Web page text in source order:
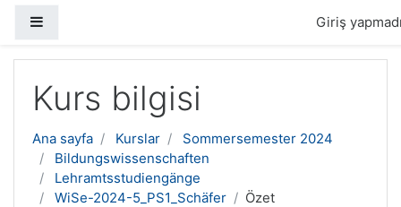
Giriş
Kurs bilgisi
Ana sayfa Kurslar
Sommersemester 2024
Bildungswissenschaften
Lehramtsstudiengänge
WiSe-2024-5_PS1_Schäfer
Özet